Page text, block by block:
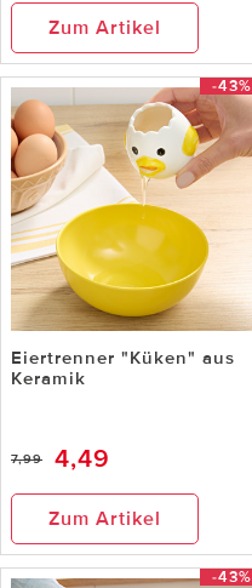
Zum Artikel
-43%
Eiertrenner "Küken" aus
Keramik
7,99 4,49
Zum Artikel
-43%